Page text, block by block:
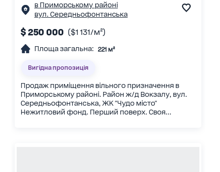
в Приморському районі
вул. Середньофонтанська
$ 250 000 ($1 131/м²)
Площа загальна: 221 м²
Вигідна пропозиція
Продаж приміщення вільного призначення в
Приморському районі. Район ж/д Вокзалу, вул.
Середньофонтанська, ЖК "Чудо місто"
Нежитловий фонд. Перший поверх. Своя...